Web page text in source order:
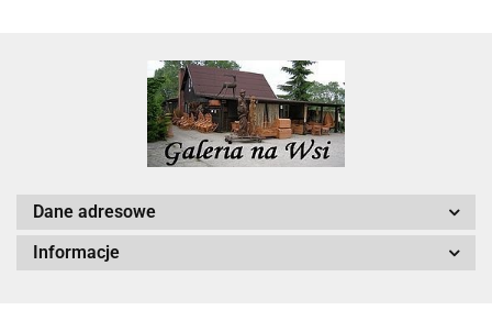
Dane adresowe
Informacje